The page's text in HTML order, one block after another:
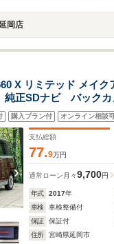
岡店
X リミテッド メイク
正SDナビ バック
煙車 コーナーセン
ライト オートエア
生 フルセグ
購入プラン付 オンライン相談可
支払総額
77.9万円
通常ローン 月々9,700円
年式 2017年
車検
車検整備付
保証
保証付
住所
宮崎県延岡市